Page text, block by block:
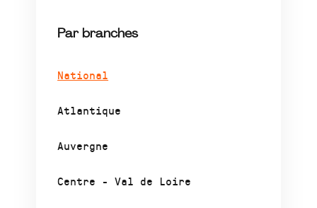
Par branches
National
Atlantique
Auvergne
Centre - Val de Loire